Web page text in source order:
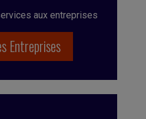
aux entreprises
Entreprises